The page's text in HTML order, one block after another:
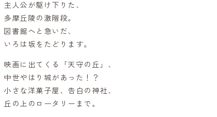
主人公が駆け下りた、
多摩丘陵の激階段。
図書館へと急いだ、
いろは坂をたどります。
映画に出てくる「天守の丘」、
中世やはり城があった！？
小さな洋菓子屋、告白の神社、
丘の上のロータリーまで。